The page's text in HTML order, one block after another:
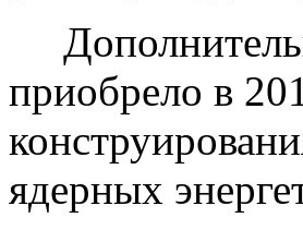
приобрело в
ядерных